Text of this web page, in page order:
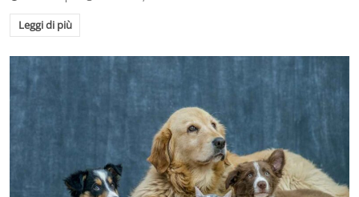
Leggi di più